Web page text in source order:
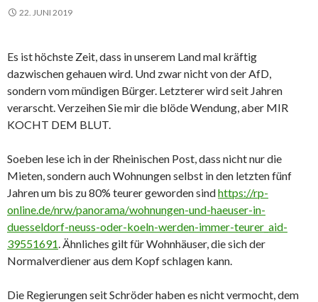
22. JUNI 2019
Es ist höchste Zeit, dass in unserem Land mal kräftig
dazwischen gehauen wird. Und zwar nicht von der AfD,
sondern vom mündigen Bürger. Letzterer wird seit Jahren
verarscht. Verzeihen Sie mir die blöde Wendung, aber MIR
KOCHT DEM BLUT.
Soeben lese ich in der Rheinischen Post, dass nicht nur die
Mieten, sondern auch Wohnungen selbst in den letzten fünf
Jahren um bis zu 80% teurer geworden sindhttps://rp-
online.de/nrw/panorama/wohnungen-und-haeuser-in-
duesseldorf-neuss-oder-koeln-werden-immer-teurer_aid-
39551691. Ähnliches gilt für Wohnhäuser, die sich der
Normalverdiener aus dem Kopf schlagen kann.
Die Regierungen seit Schröder haben es nicht vermocht, dem